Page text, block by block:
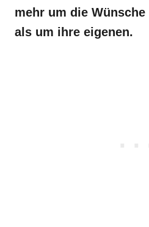
mehr um die
als um ihre eigenen.